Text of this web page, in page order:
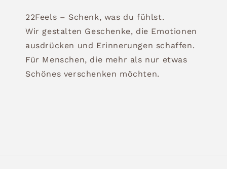
22Feels – Schenk, was du fühlst.
Wir gestalten Geschenke, die Emotionen
ausdrücken und Erinnerungen schaffen.
Für Menschen, die mehr als nur etwas
Schönes verschenken möchten.